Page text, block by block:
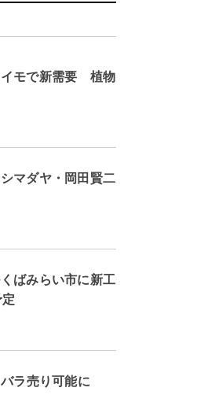
イモで新需要 植物
マダヤ・岡田賢二
ばみらい市に新工
ラ売り可能に